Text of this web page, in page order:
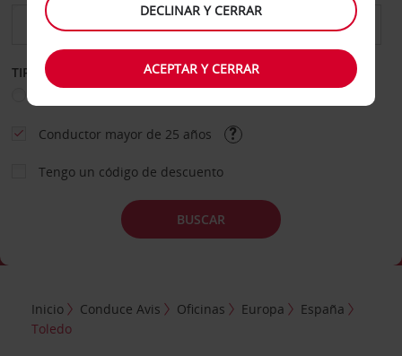
TIPO DE ALQUILER
Conductor mayor de 25 años
Tengo un código de descuento
BUSCAR
Inicio Conduce Avis Oficinas Europa
España
Toledo
DECLINAR Y CERRAR
ACEPTAR Y CERRAR